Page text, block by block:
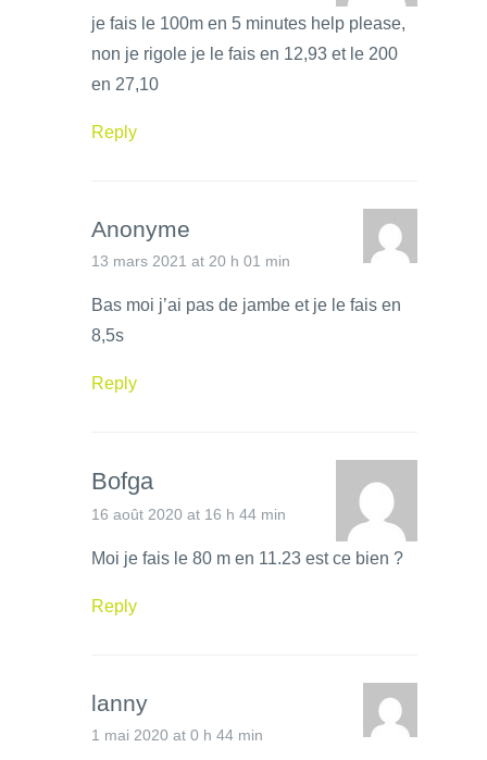
je fais le 100m en 5 minutes help please,
non je rigole je le fais en 12,93 et le 200
en 27,10
Reply
Anonyme
13 mars 2021 at 20 h 01 min
Bas moi j’ai pas de jambe et je le fais en
8,5s
Reply
Bofga
16 août 2020 at 16 h 44 min
Moi je fais le 80 m en 11.23 est ce bien ?
Reply
lanny
1 mai 2020 at 0 h 44 min